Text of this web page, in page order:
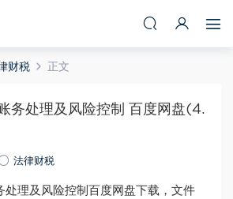
财税 正文
务处理及风险控制 百度网盘(4.
法律财税
处理及风险控制百度网盘下载，文件